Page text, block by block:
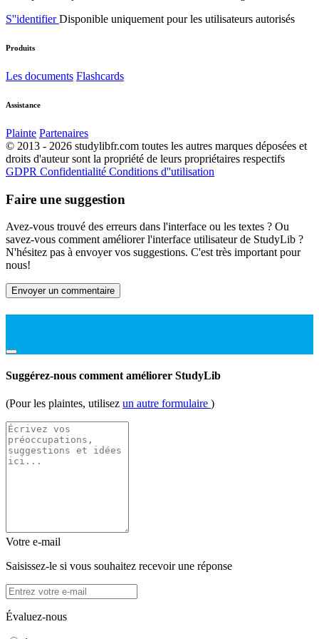
S''identifierDisponible uniquement pour les utilisateurs autorisés
Produits
Les documents Flashcards
Assistance
Plainte Partenaires
© 2013 - 2026 studylibfr.com toutes les autres marques déposées et
droits d'auteur sont la propriété de leurs propriétaires respectifs
GDPR Confidentialité Conditions d''utilisation
Faire une suggestion
Avez-vous trouvé des erreurs dans l'interface ou les textes ? Ou
savez-vous comment améliorer l'interface utilisateur de StudyLib ?
N'hésitez pas à envoyer vos suggestions. C'est très important pour
nous!
Envoyer un commentaire
Suggérez-nous comment améliorer StudyLib
(Pour les plaintes, utilisez un autre formulaire )
Votre e-mail
Saisissez-le si vous souhaitez recevoir une réponse
Évaluez-nous